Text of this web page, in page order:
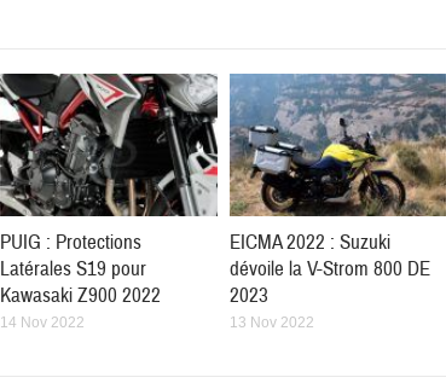
PUIG : Protections
Latérales S19 pour
Kawasaki Z900 2022
14 Nov 2022
EICMA 2022 : Suzuki
dévoile la V-Strom 800 DE
2023
13 Nov 2022